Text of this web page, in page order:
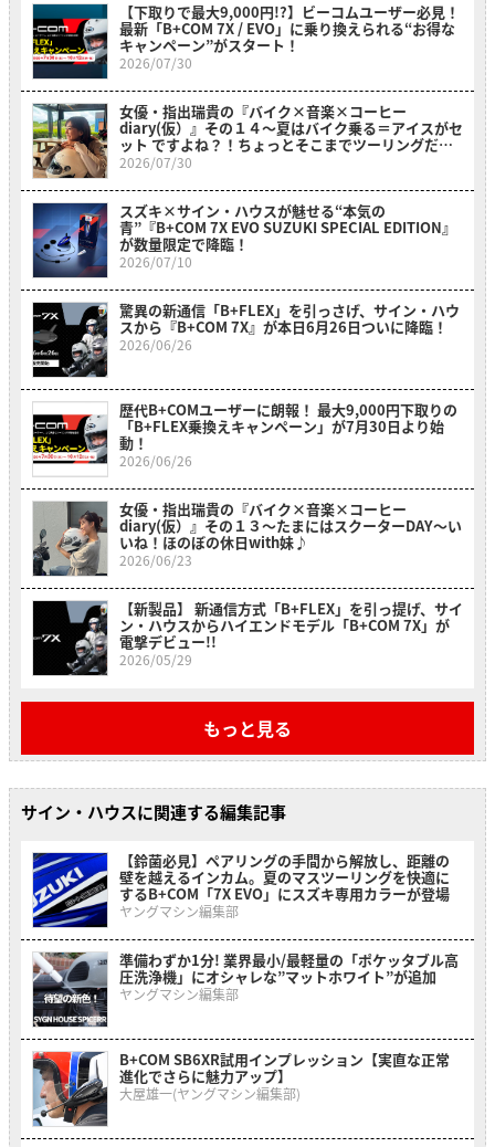
【下取りで最大9,000円!?】ビーコムユーザー必見！
最新「B+COM 7X / EVO」に乗り換えられる“お得な
キャンペーン”がスタート！
2026/07/30
女優・指出瑞貴の『バイク×音楽×コーヒー
diary(仮）』その１４〜夏はバイク乗る＝アイスがセ
ット ですよね？！ちょっとそこまでツーリングだ
よ！～
2026/07/30
スズキ×サイン・ハウスが魅せる“本気の
青”『B+COM 7X EVO SUZUKI SPECIAL EDITION』
が数量限定で降臨！
2026/07/10
驚異の新通信「B+FLEX」を引っさげ、サイン・ハウ
スから『B+COM 7X』が本日6月26日ついに降臨！
2026/06/26
歴代B+COMユーザーに朗報！ 最大9,000円下取りの
「B+FLEX乗換えキャンペーン」が7月30日より始
動！
2026/06/26
女優・指出瑞貴の『バイク×音楽×コーヒー
diary(仮）』その１３〜たまにはスクーターDAY～い
いね！ほのぼの休日with妹♪
2026/06/23
【新製品】 新通信方式「B+FLEX」を引っ提げ、サイ
ン・ハウスからハイエンドモデル「B+COM 7X」が
電撃デビュー!!
2026/05/29
もっと見る
サイン・ハウスに関連する編集記事
【鈴菌必見】ペアリングの手間から解放し、距離の
壁を越えるインカム。夏のマスツーリングを快適に
するB+COM「7X EVO」にスズキ専用カラーが登場
ヤングマシン編集部
準備わずか1分! 業界最小/最軽量の「ポケッタブル高
圧洗浄機」にオシャレな”マットホワイト”が追加
ヤングマシン編集部
B+COM SB6XR試用インプレッション【実直な正常
進化でさらに魅力アップ】
大屋雄一(ヤングマシン編集部)